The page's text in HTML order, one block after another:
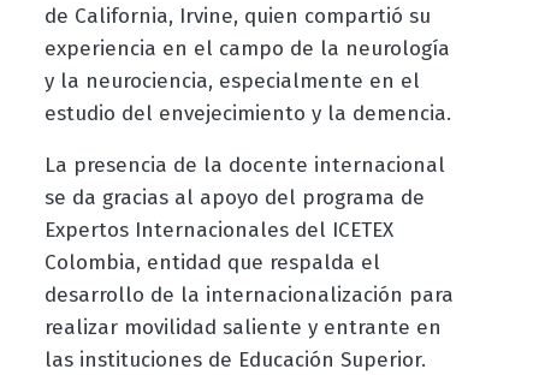
de California, Irvine, quien compartió su
experiencia en el campo de la neurología
y la neurociencia, especialmente en el
estudio del envejecimiento y la demencia.
La presencia de la docente internacional
se da gracias al apoyo del programa de
Expertos Internacionales del ICETEX
Colombia, entidad que respalda el
desarrollo de la internacionalización para
realizar movilidad saliente y entrante en
las instituciones de Educación Superior.